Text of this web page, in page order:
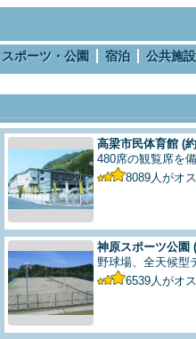
スポーツ・公園 宿泊 公共施設
高梁市民体育館 (
480席の観覧席を
8089 人がオ
神原スポーツ公園
野球場、全天候
6539 人がオ